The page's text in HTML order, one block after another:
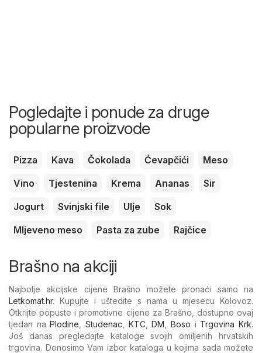
Pogledajte i ponude za druge
popularne proizvode
Pizza Kava Čokolada Ćevapčići
Meso
Vino
Tjestenina Krema Ananas
Sir
Jogurt
Svinjski file Ulje
Sok
Mljeveno meso
Pasta za zube Rajčice
Brašno na akciji
Najbolje akcijske cijene Brašno možete pronaći samo na
Letkomat.hr. Kupujte i uštedite s nama u mjesecu Kolovoz.
Otkrijte popuste i promotivne cijene za Brašno, dostupne ovaj
tjedan naPlodine ,Studenac KTC,DM ,Boso i Trgovina Krk.
Još danas pregledajte kataloge svojih omiljenih hrvatskih
trgovina. Donosimo Vam izbor kataloga u kojima sada možete